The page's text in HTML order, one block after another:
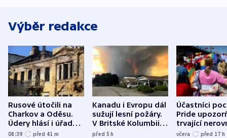
Výběr redakce
Rusové útočili na
Charkov a Oděsu.
Údery hlásí i úřady v
Bělgorodu
08:39 před 41 m
Kanadu i Evropu dál
sužují lesní požáry.
V Britské Kolumbii
evakuovali tisíce lidí
před 5h
Účastníci
Pride
trvající
včera před 17 h